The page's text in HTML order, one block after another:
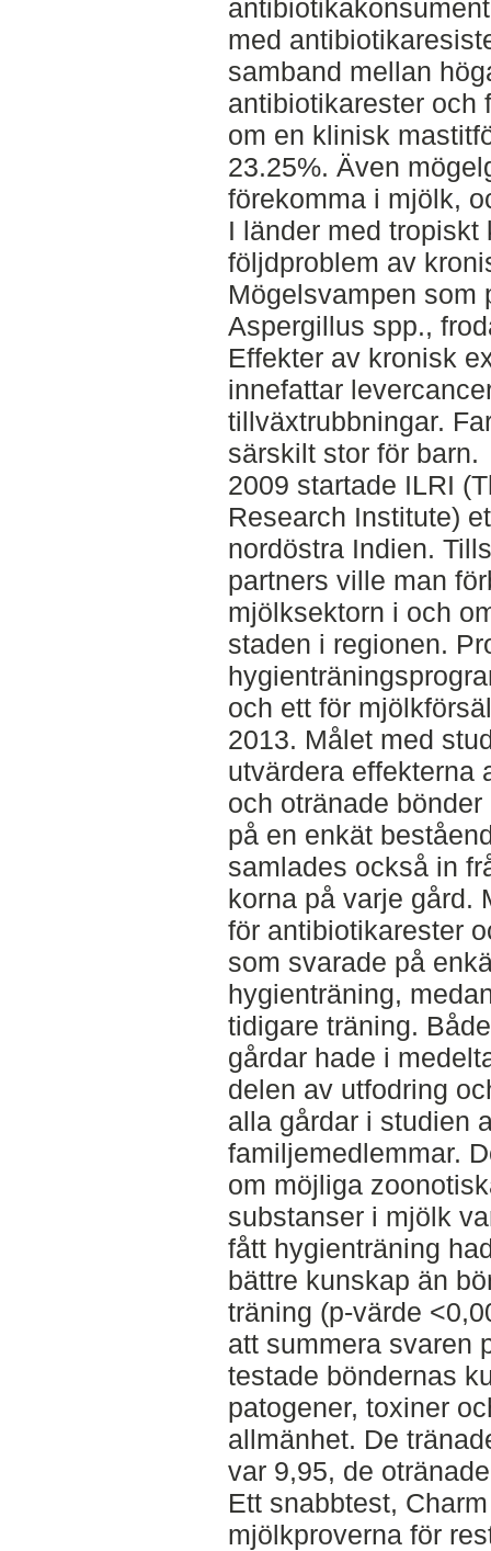
med
samband mellan
antibiotikarester och
om en klinisk
23.25%. Även
förekomma i mjölk,
I länder med
följdproblem av
Mögelsvampen som
Aspergillus spp.,
Effekter av kronisk
innefattar
tillväxtrubbningar.
särskilt stor för barn.
2009 startade ILRI
Research Institute)
nordöstra Indien.
partners ville man
mjölksektorn i och
staden i regionen.
och ett för
2013. Målet med
utvärdera effekterna
och otränade
på en enkät
samlades också in
korna på varje gård.
för antibiotikarester
som svarade på
hygienträning,
tidigare träning.
gårdar hade i
delen av utfodring
alla gårdar i studien
familjemedlemmar.
om möjliga
substanser i mjölk
fått hygienträning
bättre kunskap än
träning (p-värde
att summera svaren
testade böndernas
patogener, toxiner
allmänhet. De
var 9,95, de
Ett snabbtest,
mjölkproverna för